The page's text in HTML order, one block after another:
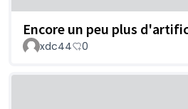
Encore un peu plus
xdc44 0